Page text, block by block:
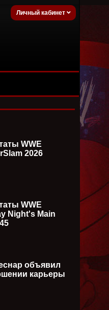
Личный кабинет
WWE
2026
WWE
Night's Main
объявил
карьеры